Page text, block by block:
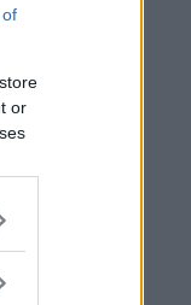
of
or